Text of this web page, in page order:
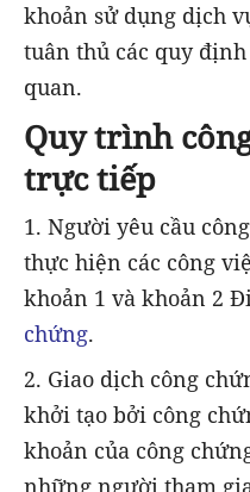
khoản sử dụng dịch
tuân thủ các quy
quan.
Quy trình
trực tiếp
1. Người yêu cầu
thực hiện các công
khoản 1 và khoản 2
chứng.
2. Giao dịch công
khởi tạo bởi công
khoản của công
những người tham